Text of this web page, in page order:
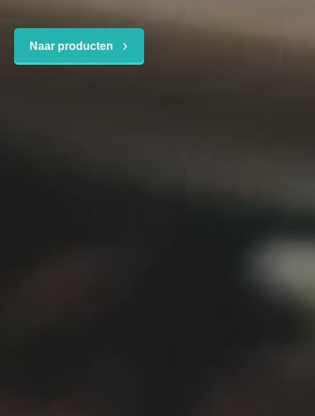
Naar producten